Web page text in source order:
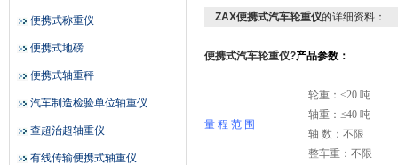
便携式称重仪
便携式地磅
便携式轴重秤
汽车制造检验单位轴重仪
查超治超轴重仪
有线传输便携式轴重仪
ZAX便携式汽车轮重仪的详细资料：
便携式汽车轮重仪?产品参数：
量 程 范 围
轮重：≤20 吨
轴重：≤40 吨
轴 数：不限
整车重：不限